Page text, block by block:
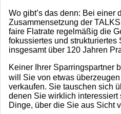
Wo gibt’s das denn: Bei einer
Zusammensetzung der
faire Flatrate regelmäßig die
fokussiertes und strukturiertes
insgesamt über 120 Jahren
Keiner Ihrer Sparringspartner
will Sie von etwas
verkaufen. Sie tauschen sich
denen Sie wirklich interessiert
Dinge, über die Sie aus Sicht